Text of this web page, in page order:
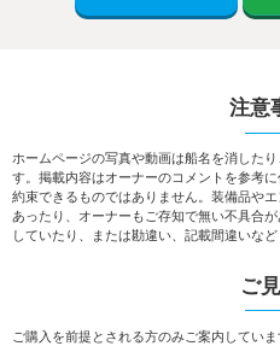
注意
ホームページの写真や動画は船名を消した
す。掲載内容はオーナーのコメントを参考
約束できるものではありません。装備品や
あったり、オーナーもご存知で無い不具合
していたり、または勘違い、記載間違いなど
ご
ご購入を前提とされる方のみご案内してい